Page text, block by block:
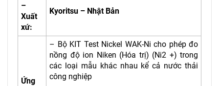
–
Xuất
xứ:
Kyoritsu – Nhật Bản
Ứng
– Bộ KIT Test Nickel WAK-Ni cho phép đo
nồng độ ion Niken (Hóa trị) (Ni2 +) trong
các loại mẫu khác nhau kể cả nước thải
công nghiệp